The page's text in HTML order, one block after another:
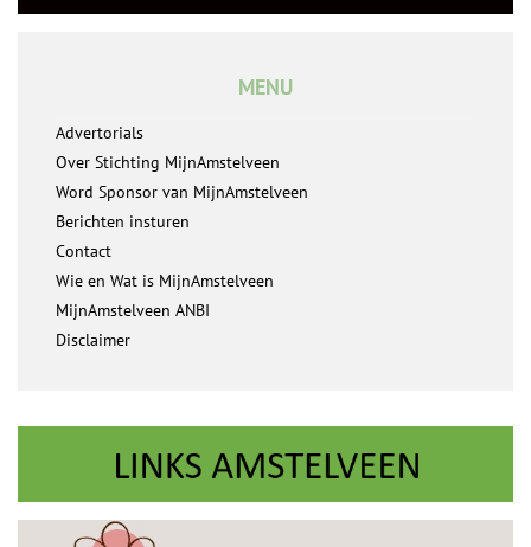
MENU
Advertorials
Over Stichting MijnAmstelveen
Word Sponsor van MijnAmstelveen
Berichten insturen
Contact
Wie en Wat is MijnAmstelveen
MijnAmstelveen ANBI
Disclaimer